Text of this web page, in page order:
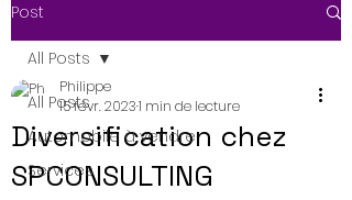
Post
All Posts
Automobile à vendre
Services
All Posts
Diversification chez
SPCONSULTING
Philippe
15 févr. 20231 min de lecture